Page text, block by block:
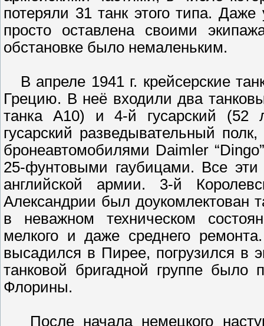
потеряли 31 танк этого типа.
просто оставлена своими
обстановке было немаленьким.
В апреле 1941 г. крейсерские
Грецию. В неё входили два
танка А10) и 4-й гусарский (52
гусарский разведывательный
бронеавтомобилями Daimler
25-фунтовыми гаубицами. Все
английской армии. 3-й
Александрии был
в неважном техническом
мелкого и даже среднего
высадился в Пирее, погрузился в
танковой бригадной группе было
Флорины.
После начала немецкого